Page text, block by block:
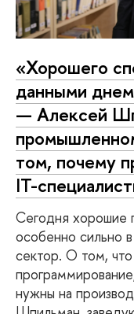
«Хорошего
данными
— Алексей
том, почему
IT-
Сегодня хорошие
особенно сильно
сектор. О том,
нужны на